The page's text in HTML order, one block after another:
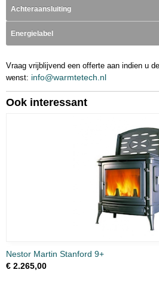
Achteraansluiting
Energielabel
Vraag vrijblijvend een offerte aan indien u
wenst: info@warmtetech.nl
Ook interessant
Nestor Martin Stanford 9+
€ 2.265,00